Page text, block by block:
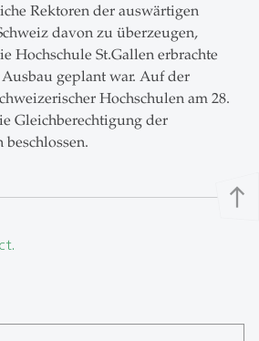
Rektoren der auswärtigen
davon zu überzeugen,
Hochschule St.Gallen erbrachte
geplant war. Auf der
Hochschulen am 28.
Gleichberechtigung der
beschlossen.
north